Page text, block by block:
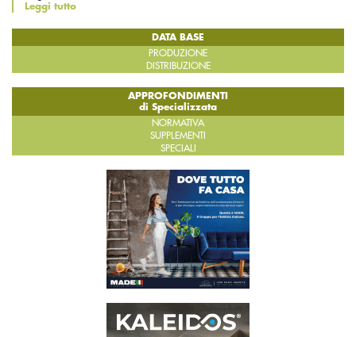
Leggi tutto
DATA BASE
PRODUZIONE
DISTRIBUZIONE
APPROFONDIMENTI
di Specializzata
NORMATIVA
SUPPLEMENTI
SPECIALI